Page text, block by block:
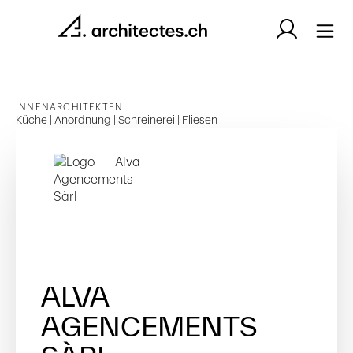
INNENARCHITEKTEN
Küche | Anordnung | Schreinerei | Fliesen
ALVA
AGENCEMENTS